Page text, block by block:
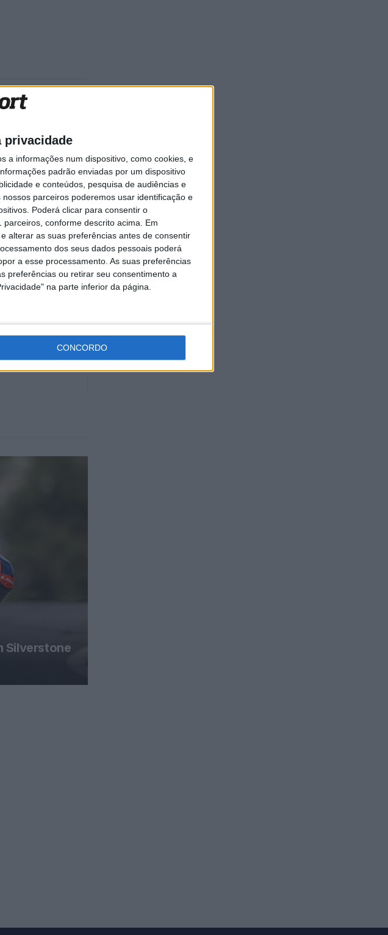
privacidade
a informações num dispositivo, como cookies, e
padrão enviadas por um dispositivo
e conteúdos, pesquisa de audiências e
parceiros poderemos usar identificação e
Poderá clicar para consentir o
conforme descrito acima. Em
alterar as suas preferências antes de consentir
dos seus dados pessoais poderá
a esse processamento. As suas preferências
preferências ou retirar seu consentimento a
na parte inferior da página.
CONCORDO
acredita
metade da
equilibrada
2026
Silverstone